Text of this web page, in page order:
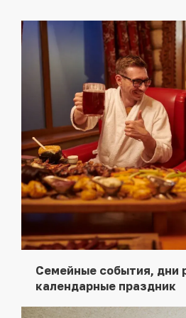
Семейные события, дни
календарные праздник